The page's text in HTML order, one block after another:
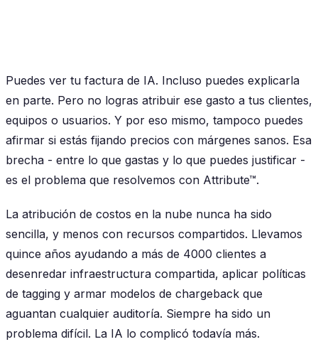
Puedes ver tu factura de IA. Incluso puedes explicarla
en parte. Pero no logras atribuir ese gasto a tus clientes,
equipos o usuarios. Y por eso mismo, tampoco puedes
afirmar si estás fijando precios con márgenes sanos. Esa
brecha - entre lo que gastas y lo que puedes justificar -
es el problema que resolvemos con Attribute™.
La atribución de costos en la nube nunca ha sido
sencilla, y menos con recursos compartidos. Llevamos
quince años ayudando a más de 4000 clientes a
desenredar infraestructura compartida, aplicar políticas
de tagging y armar modelos de chargeback que
aguantan cualquier auditoría. Siempre ha sido un
problema difícil. La IA lo complicó todavía más.